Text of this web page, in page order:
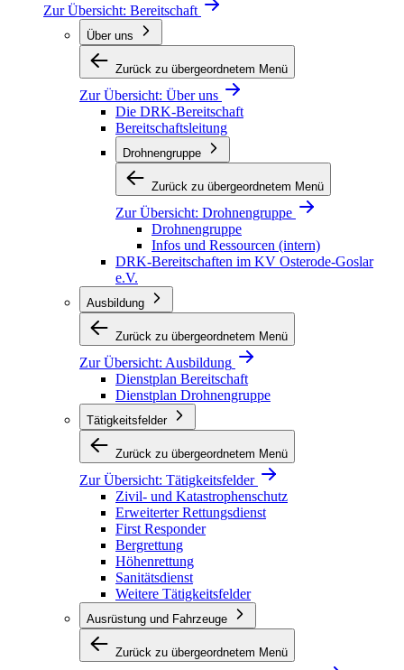
Zur Übersicht: Bereitschaft
Über uns
Zurück zu übergeordnetem Menü
Zur Übersicht: Über uns
Die DRK-Bereitschaft
Bereitschaftsleitung
Drohnengruppe
Zurück zu übergeordnetem Menü
Zur Übersicht: Drohnengruppe
Drohnengruppe
Infos und Ressourcen (intern)
DRK-Bereitschaften im KV Osterode-Goslar
e.V.
Ausbildung
Zurück zu übergeordnetem Menü
Zur Übersicht: Ausbildung
Dienstplan Bereitschaft
Dienstplan Drohnengruppe
Tätigkeitsfelder
Zurück zu übergeordnetem Menü
Zur Übersicht: Tätigkeitsfelder
Zivil- und Katastrophenschutz
Erweiterter Rettungsdienst
First Responder
Bergrettung
Höhenrettung
Sanitätsdienst
Weitere Tätigkeitsfelder
Ausrüstung und Fahrzeuge
Zurück zu übergeordnetem Menü